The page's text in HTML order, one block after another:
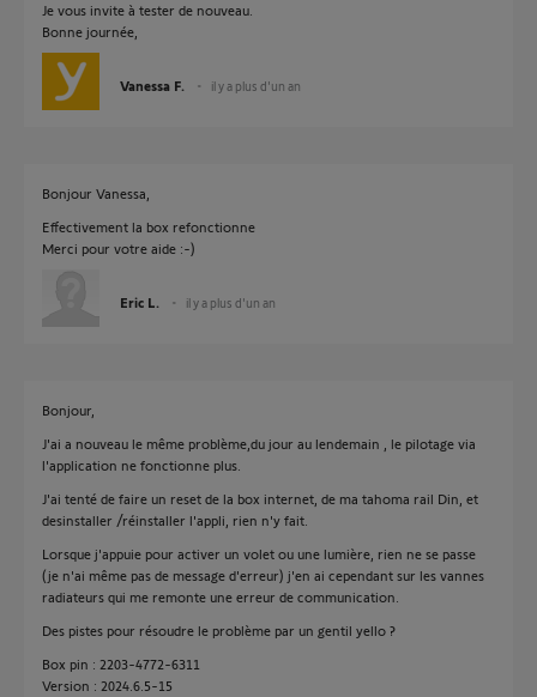
Je vous invite à tester de nouveau.
Bonne journée,
Vanessa F. il y a plus d'un an
Bonjour Vanessa,
Effectivement la box refonctionne
Merci pour votre aide :-)
Eric L. il y a plus d'un an
Bonjour,
J'ai a nouveau le même problème,du jour au lendemain , le pilotage via
l'application ne fonctionne plus.
J'ai tenté de faire un reset de la box internet, de ma tahoma rail Din, et
desinstaller /réinstaller l'appli, rien n'y fait.
Lorsque j'appuie pour activer un volet ou une lumière, rien ne se passe
(je n'ai même pas de message d'erreur) j'en ai cependant sur les vannes
radiateurs qui me remonte une erreur de communication.
Des pistes pour résoudre le problème par un gentil yello ?
Box pin : 2203-4772-6311
Version : 2024.6.5-15